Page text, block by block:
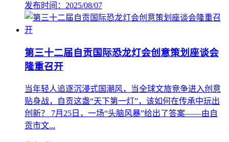
发布时间：2025/08/07
第三十二届自贡国际恐龙灯会创意策划座谈会
隆重召开
当年轻人追逐沉浸式国潮风，当全球文旅竞争进入创意
贴身战，自贡这盏“天下第一灯”，该如何在传承中玩出
创新？ 7月25日，一场“头脑风暴”给出了答案——由自
贡市文...